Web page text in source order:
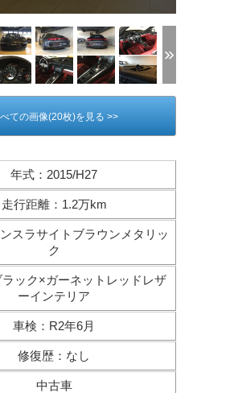
ての画像(20枚)を見る >>
年式 ： 2015/H27
走行距離： 1.2万km
スラサイトブラウンメタリッ
ク
ラック×ガーネットレッドレザ
ーインテリア
車検 ： R2年6月
修復歴 ： なし
中古車